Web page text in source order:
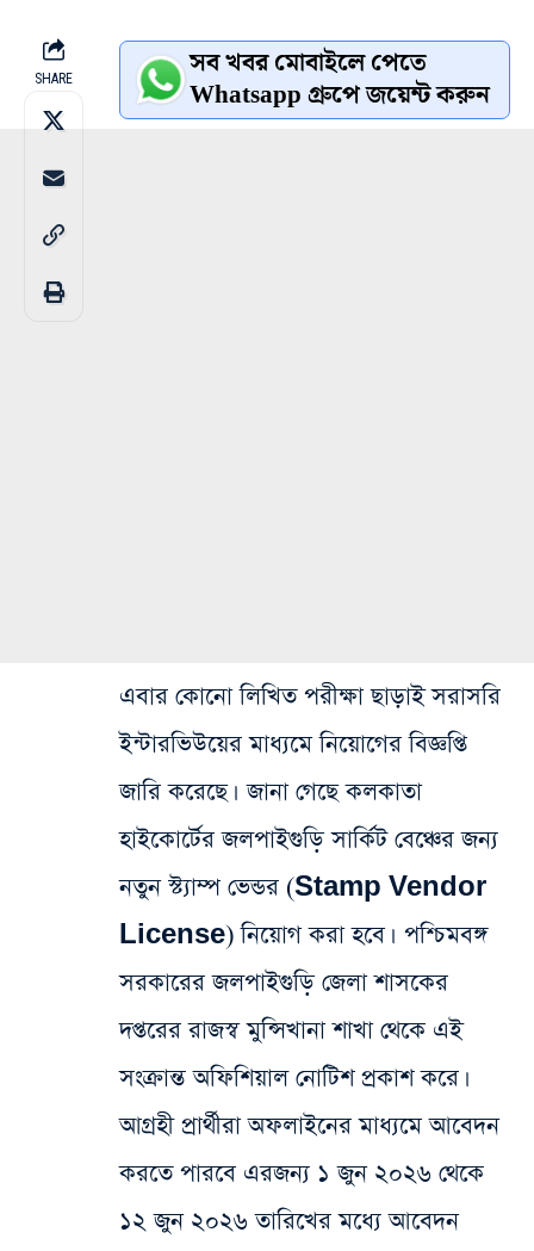
SHARE সব খবর মোবাইলে পেতে
Whatsapp গ্রুপে জয়েন্ট করুন
এবার কোনো লিখিত পরীক্ষা ছাড়াই সরাসরি
ইন্টারভিউয়ের মাধ্যমে নিয়োগের বিজ্ঞপ্তি
জারি করেছে। জানা গেছে কলকাতা
হাইকোর্টের জলপাইগুড়ি সার্কিট বেঞ্চের জন্য
নতুন স্ট্যাম্প ভেন্ডর (Stamp Vendor
License) নিয়োগ করা হবে। পশ্চিমবঙ্গ
সরকারের জলপাইগুড়ি জেলা শাসকের
দপ্তরের রাজস্ব মুন্সিখানা শাখা থেকে এই
সংক্রান্ত অফিশিয়াল নোটিশ প্রকাশ করে।
আগ্রহী প্রার্থীরা অফলাইনের মাধ্যমে আবেদন
করতে পারবে এরজন্য ১ জুন ২০২৬ থেকে
১২ জুন ২০২৬ তারিখের মধ্যে আবেদন